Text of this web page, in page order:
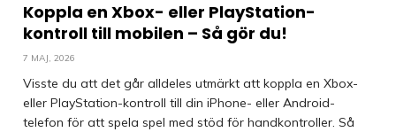
Koppla en Xbox- eller PlayStation-
kontroll till mobilen – Så gör du!
7 MAJ, 2026
Visste du att det går alldeles utmärkt att koppla en Xbox-
eller PlayStation-kontroll till din iPhone- eller Android-
telefon för att spela spel med stöd för handkontroller. Så